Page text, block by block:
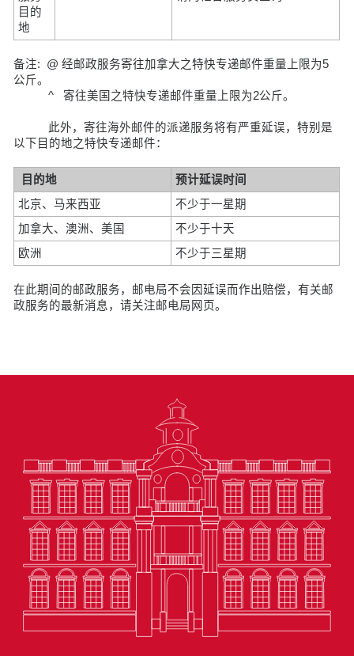
目的
地
备注: @ 经邮政服务寄往加拿大之特快专递邮件重量上限为5
公斤。
^ 寄往美国之特快专递邮件重量上限为2公斤。
此外，寄往海外邮件的派递服务将有严重延误，特别是
以下目的地之特快专递邮件：
目的地
预计延误时间
北京、马来西亚
不少于一星期
加拿大、澳洲、美国
不少于十天
欧洲
不少于三星期
在此期间的邮政服务，邮电局不会因延误而作出赔偿，有关邮
政服务的最新消息，请关注邮电局网页。